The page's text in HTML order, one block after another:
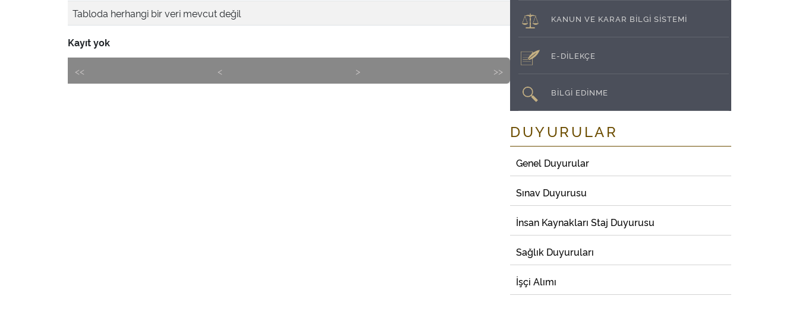
Tabloda herhangi bir veri mevcut değil
Kayıt yok
<< < > >>
KANUN VE KARAR BİLGİ SİSTEMİ
E-DİLEKÇE
BİLGİ EDİNME
DUYURULAR
Genel Duyurular
Sınav Duyurusu
İnsan Kaynakları Staj Duyurusu
Sağlık Duyuruları
İşçi Alımı